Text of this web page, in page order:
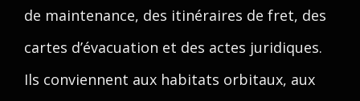
de maintenance, des itinéraires de fret, des
cartes d’évacuation et des actes juridiques.
Ils conviennent aux habitats orbitaux, aux